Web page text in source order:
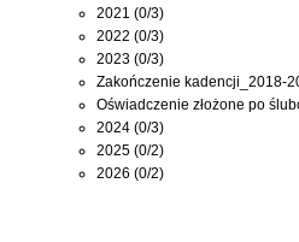
2021 (0/3)
2022 (0/3)
2023 (0/3)
Zakończenie kadencji_2018-
Oświadczenie złożone po
2024 (0/3)
2025 (0/2)
2026 (0/2)